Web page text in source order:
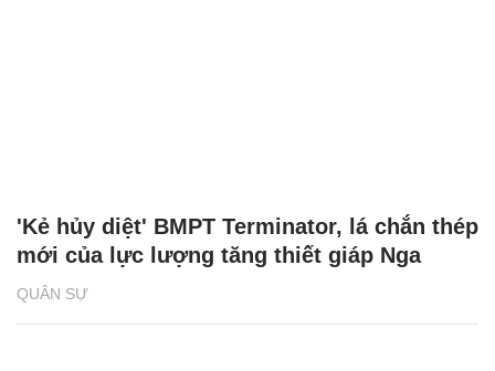
QUÂN SỰ
'Kẻ hủy diệt' BMPT Terminator, lá chắn thép
mới của lực lượng tăng thiết giáp Nga